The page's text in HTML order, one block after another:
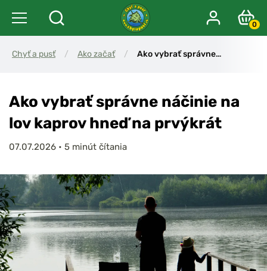
0
Chyť a pusť / Ako začať / Ako vybrať správne…
Ako vybrať správne náčinie na
lov kaprov hneď na prvýkrát
07.07.2026 • 5 minút čítania